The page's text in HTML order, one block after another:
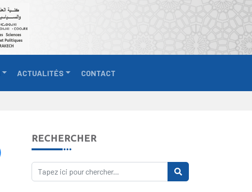
ACTUALITÉS CONTACT
RECHERCHER